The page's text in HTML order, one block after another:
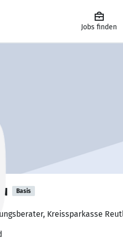
Jobs finden
Basis
Kreissparkasse